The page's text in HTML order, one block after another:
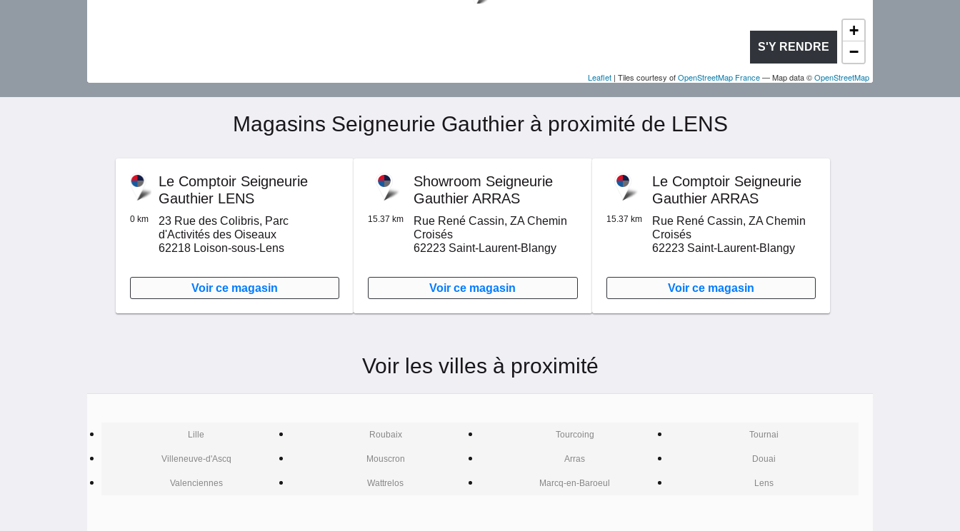
+
−
Leaflet | Tiles courtesy ofOpenStreetMap France— Map data ©OpenStreetMap
S'Y RENDRE
Magasins Seigneurie Gauthier à proximité de LENS
0 km
Le Comptoir Seigneurie
Gauthier LENS
23 Rue des Colibris, Parc
d'Activités des Oiseaux
62218 Loison-sous-Lens
Voir ce magasin
15.37 km
Showroom Seigneurie
Gauthier ARRAS
Rue René Cassin,ZA Chemin
Croisés
62223 Saint-Laurent-Blangy
Voir ce magasin
15.37 km
Le Comptoir Seigneurie
Gauthier ARRAS
Rue René Cassin, ZA Chemin
Croisés
62223 Saint-Laurent-Blangy
Voir ce magasin
Voir les villes à proximité
Lille Roubaix Tourcoing Tournai
Villeneuve-d'Ascq Mouscron Arras Douai
Valenciennes Wattrelos Marcq-en-Baroeul Lens